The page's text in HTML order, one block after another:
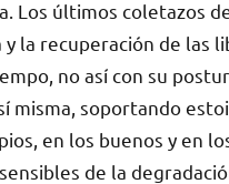
Los últimos coletazos
la recuperación de las
no así con su
misma, soportando
en los buenos y en
de la